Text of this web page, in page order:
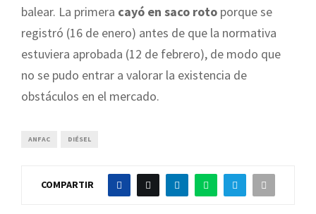
balear. La primera cayó en saco roto porque se
registró (16 de enero) antes de que la normativa
estuviera aprobada (12 de febrero), de modo que
no se pudo entrar a valorar la existencia de
obstáculos en el mercado.
ANFAC DIÉSEL
COMPARTIR